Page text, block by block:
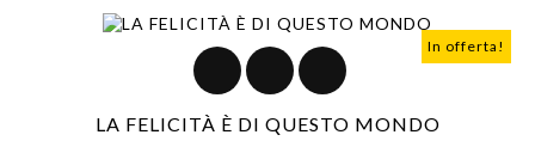
In offerta!
LA FELICITÀ È DI QUESTO MONDO